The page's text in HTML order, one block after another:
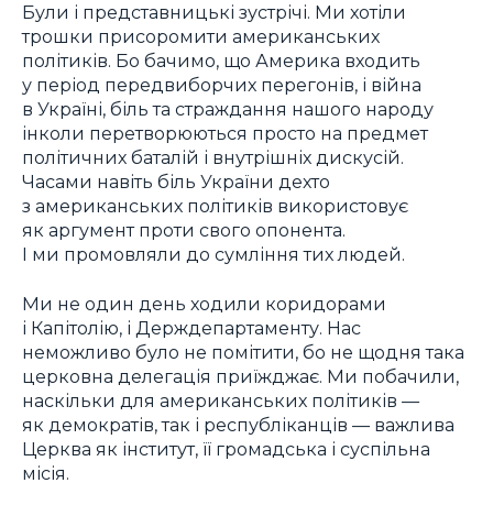
Були і представницькі зустрічі. Ми хотіли
трошки присоромити американських
політиків. Бо бачимо, що Америка входить
у період передвиборчих перегонів, і війна
в Україні, біль та страждання нашого народу
інколи перетворюються просто на предмет
політичних баталій і внутрішніх дискусій.
Часами навіть біль України дехто
з американських політиків використовує
як аргумент проти свого опонента.
І ми промовляли до сумління тих людей.
Ми не один день ходили коридорами
і Капітолію, і Держдепартаменту. Нас
неможливо було не помітити, бо не щодня така
церковна делегація приїжджає. Ми побачили,
наскільки для американських політиків —
як демократів, так і республіканців — важлива
Церква як інститут, її громадська і суспільна
місія.